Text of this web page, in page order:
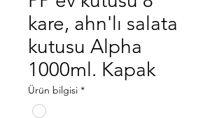
kare, ahn'lı salata
kutusu Alpha
1000ml. Kapak
Ürün bilgisi *